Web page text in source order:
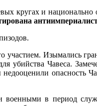
кругах и
Изымались
убийства Чавеса.
опасность
в период